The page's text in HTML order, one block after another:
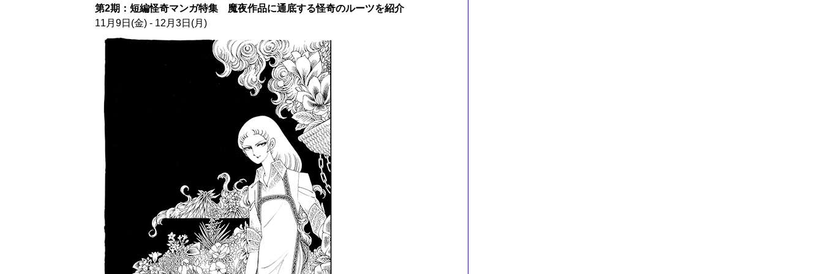
第2期：短編怪奇マンガ特集 魔夜作品に通底する怪奇のルーツを紹介
11月9日(金) - 12月3日(月)